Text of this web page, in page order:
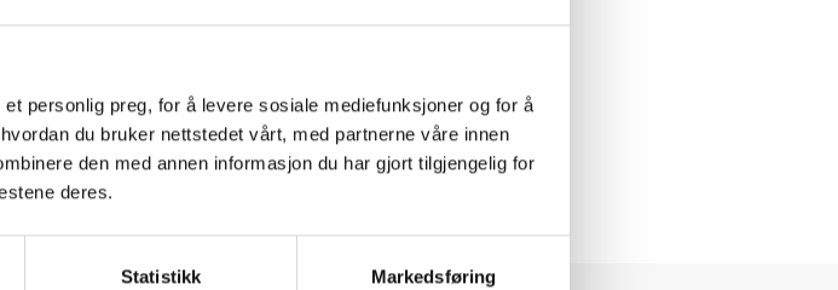
personlig preg, for å levere sosiale mediefunksjoner og for å
du bruker nettstedet vårt, med partnerne våre innen
den med annen informasjon du har gjort tilgjengelig for
deres.
Statistikk Markedsføring